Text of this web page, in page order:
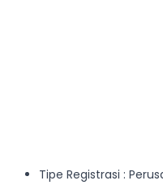
Tipe Registrasi :